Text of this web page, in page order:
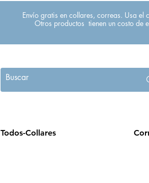
Envío gratis en collares, correas. Usa el
Otros productos tienen un costo de
Todos-Collares